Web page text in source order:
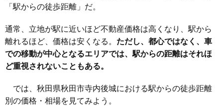
36 卸町
37 外旭川八幡田 18万円 1,018万円 20.5%
38 川尻御休町 18万円 1,373万円 11.2%
39 保戸野原の町 17万円 1,295万円 12.1%
40 広面 17万円
42 川尻大川町 17万円
「駅からの徒歩距離」だ。
通常、立地が駅に近いほど不動産価格は高くなり、駅から
離れるほど、価格は安くなる。 ただし、都心ではなく、車
での移動が中心となるエリアでは、駅からの距離はそれほ
ど重視されないこともある。
では、秋田県秋田市寺内後城における駅からの徒歩距離
別の価格・相場を見てみよう。